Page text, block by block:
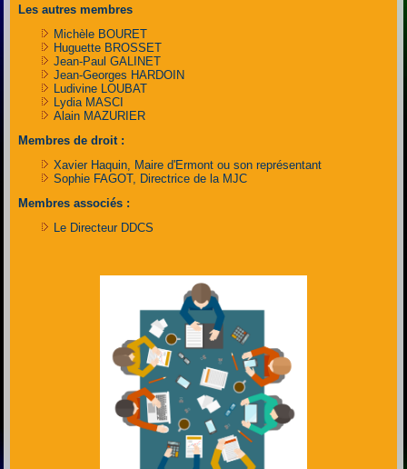
Les autres membres
Michèle BOURET
Huguette BROSSET
Jean-Paul GALINET
Jean-Georges HARDOIN
Ludivine LOUBAT
Lydia MASCI
Alain MAZURIER
Membres de droit :
Xavier Haquin, Maire d'Ermont ou son représentant
Sophie FAGOT, Directrice de la MJC
Membres associés :
Le Directeur DDCS